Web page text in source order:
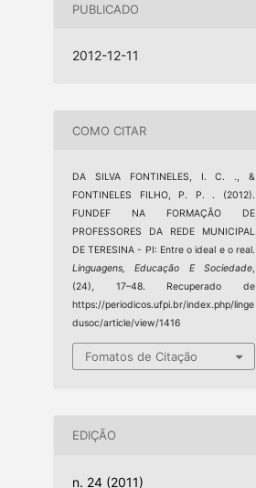
PUBLICADO
2012-12-11
COMO CITAR
DA SILVA FONTINELES, I. C. ., &
FONTINELES FILHO, P. P. . (2012).
FUNDEF NA FORMAÇÃO DE
PROFESSORES DA REDE MUNICIPAL
DE TERESINA - PI: Entre o ideal e o real.
Linguagens, Educação E Sociedade,
(24), 17–48. Recuperado de
https://periodicos.ufpi.br/index.php/linge
dusoc/article/view/1416
Fomatos de Citação
EDIÇÃO
n. 24 (2011)